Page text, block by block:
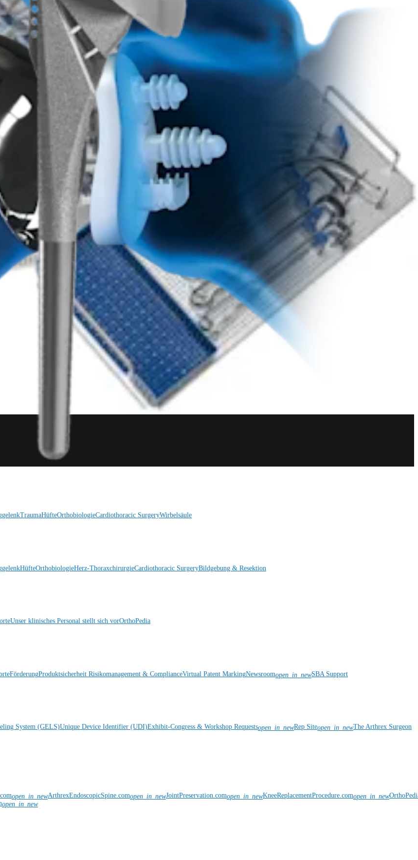
TraumaHüfteOrthobiologieCardiothoracic SurgeryWirbelsäule
HüfteOrthobiologieHerz-ThoraxchirurgieCardiothoracic SurgeryBildgebung & Resektion
Unser klinisches Personal stellt sich vorOrthoPedia
FörderungProduktsicherheit Risikomanagement & ComplianceVirtual Patent MarkingNewsroomopen_in_newSBA Support
System (GELS)Unique Device Identifier (UDI)Exhibit-Congress & Workshop Requestsopen_in_newRep Siteopen_in_newThe Arthrex Surgeon
open_in_newArthrexEndoscopicSpine.comopen_in_newJointPreservation.comopen_in_newKneeReplacementProcedure.comopen_in_new
open_in_new